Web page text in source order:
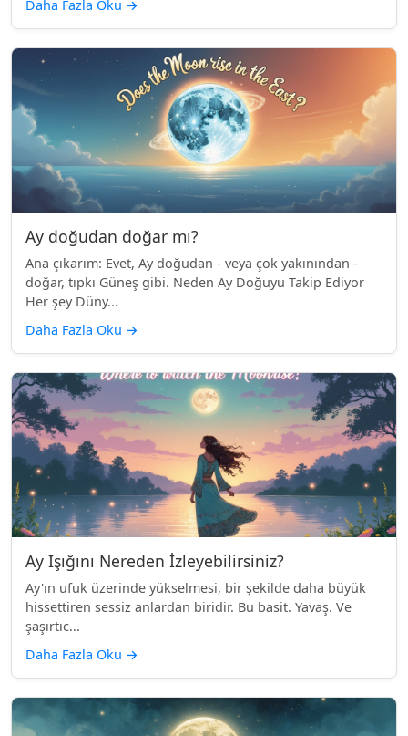
Daha Fazla Oku →
Ay doğudan doğar mı?
Ana çıkarım: Evet, Ay doğudan - veya çok yakınından -
doğar, tıpkı Güneş gibi. Neden Ay Doğuyu Takip Ediyor
Her şey Düny...
Daha Fazla Oku →
Ay Işığını Nereden İzleyebilirsiniz?
Ay'ın ufuk üzerinde yükselmesi, bir şekilde daha büyük
hissettiren sessiz anlardan biridir. Bu basit. Yavaş. Ve
şaşırtıc...
Daha Fazla Oku →